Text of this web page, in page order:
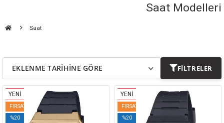
Saat Modelleri
Saat
EKLENME TARIHINE GÖRE FILTRELER
YENİ
FIRSAT
%20
YENİ
FIRSAT
%20